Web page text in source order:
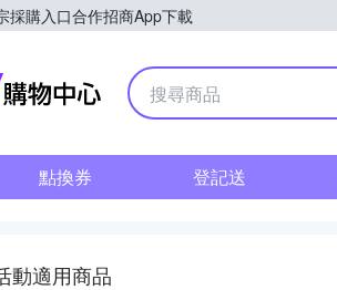
採購入口合作招商App下載
Yahoo購物中心
點換券 登記送
動適用商品